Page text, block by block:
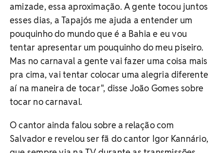
amizade, essa aproximação. A gente tocou juntos
esses dias, a Tapajós me ajuda a entender um
pouquinho do mundo que é a Bahia e eu vou
tentar apresentar um pouquinho do meu piseiro.
Mas no carnaval a gente vai fazer uma coisa mais
pra cima, vai tentar colocar uma alegria diferente
aí na maneira de tocar", disse João Gomes sobre
tocar no carnaval.
O cantor ainda falou sobre a relação com
Salvador e revelou ser fã do cantor Igor Kannário,